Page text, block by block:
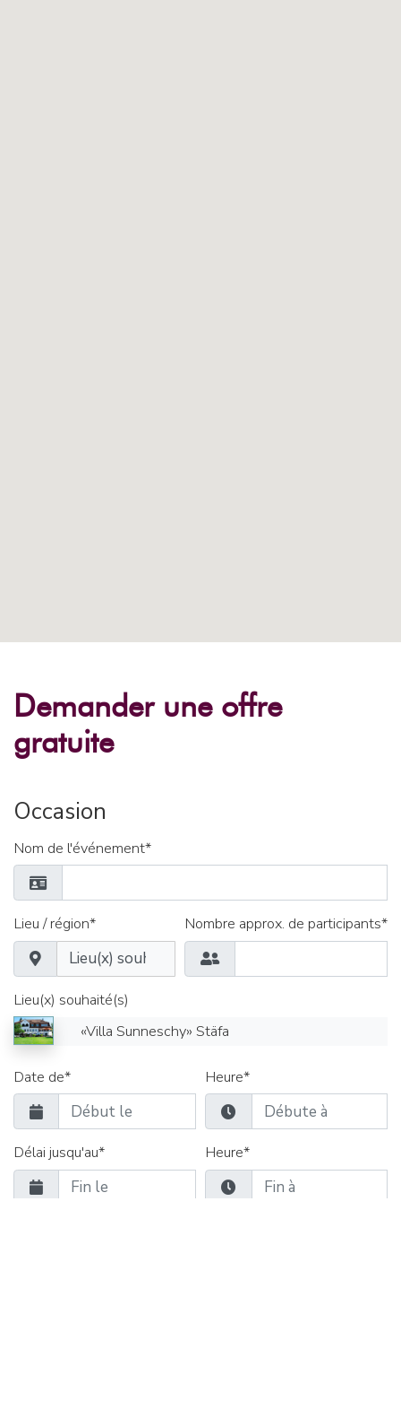
Demander une offre
gratuite
Occasion
Nom de l'événement*
Lieu / région* Nombre approx. de participants*
Lieu(x) souhaité(s)
«Villa Sunneschy» Stäfa
Date de* Heure*
Délai jusqu'au* Heure*